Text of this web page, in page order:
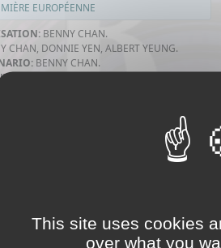
EUROPÉENNE
BENNY CHAN.
CHAN, DONNIE YEN, ALBERT YEUNG.
BENNY CHAN.
TSE, JEANA HO, RAY LUI, PATRICK TAM, BEN
DEEP NG, KANG YU.
This site uses cookies
over what you